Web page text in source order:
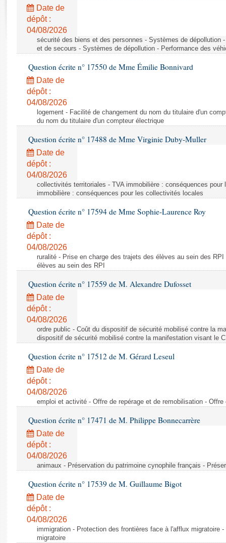
Rapports législatifs
Rapports sur l'application des lois
Baromètre de l’application des lois
Dossiers législatifs
Budget et sécurité sociale
Questions écrites et orales
Comptes rendus des débats
Date de
dépôt :
04/08/2026
sécurité des biens et des personnes - Systèmes de dépollution
et de secours - Systèmes de dépollution - Performance des
Question écrite n° 17550 de Mme Émilie Bonnivard
Date de
dépôt :
04/08/2026
logement - Facilité de changement du nom du titulaire d'un
du nom du titulaire d'un compteur électrique
Question écrite n° 17488 de Mme Virginie Duby-Muller
Date de
dépôt :
04/08/2026
collectivités territoriales - TVA immobilière : conséquences
immobilière : conséquences pour les collectivités locales
Question écrite n° 17594 de Mme Sophie-Laurence Roy
Date de
dépôt :
04/08/2026
ruralité - Prise en charge des trajets des élèves au sein des
élèves au sein des RPI
Question écrite n° 17559 de M. Alexandre Dufosset
Date de
dépôt :
04/08/2026
ordre public - Coût du dispositif de sécurité mobilisé contre la
dispositif de sécurité mobilisé contre la manifestation visant le
Question écrite n° 17512 de M. Gérard Leseul
Date de
dépôt :
04/08/2026
emploi et activité - Offre de repérage et de remobilisation -
Question écrite n° 17471 de M. Philippe Bonnecarrère
Date de
dépôt :
04/08/2026
animaux - Préservation du patrimoine cynophile français -
Question écrite n° 17539 de M. Guillaume Bigot
Date de
dépôt :
04/08/2026
immigration - Protection des frontières face à l'afflux migratoire
migratoire